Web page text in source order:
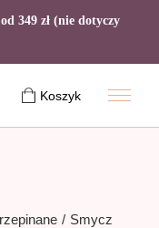
349 zł (nie dotyczy
Koszyk
Smycz